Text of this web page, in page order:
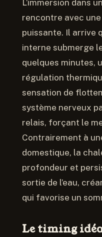
L’immersion dans
rencontre avec
puissante. Il arrive
interne submerge
quelques minutes,
régulation
sensation de
système nerveux
relais, forçant le
Contrairement à
domestique, la
profondeur et
sortie de l’eau,
qui favorise un
Le timing